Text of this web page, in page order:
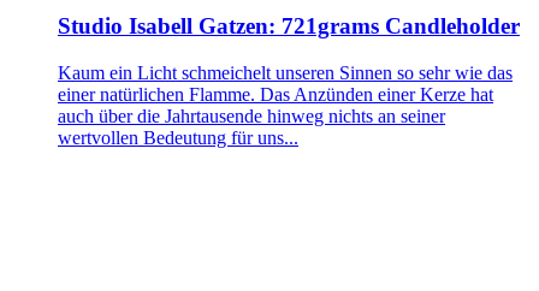
Studio Isabell Gatzen: 721grams Candleholder
Kaum ein Licht schmeichelt unseren Sinnen so sehr wie das
einer natürlichen Flamme. Das Anzünden einer Kerze hat
auch über die Jahrtausende hinweg nichts an seiner
wertvollen Bedeutung für uns...